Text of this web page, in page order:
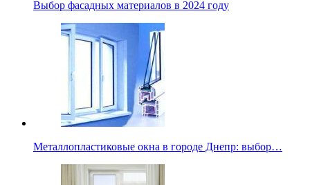
Выбор фасадных материалов в 2024 году
Металлопластиковые окна в городе Днепр: выбор…